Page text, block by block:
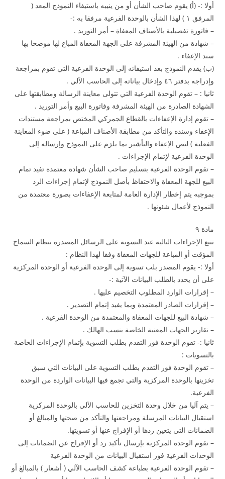
أولا :- (أ) يقوم صاحب الشأن أو من ينيبه باستيفاء النموذج المعد (
المرفق ۱ ) لهذا الشأن بالوحدة الفرعية مرفقا به :-
– فاتورة تفصيلية بالأصناف المعفاة – أمر التوريد .
– شهادة من الهيئة المشرفة على الجهة المعفاة المباع لها موضحا بها
سند الإعفاء .
(ب) يقدم النموذج بعد استيفائه إلى الوحدة الفرعية التي تقوم بمراجعة
وإدراجه بدفتر ٤٦ وإدخال بياناته إلى الحاسب الآلي .
ثانيا : – تقوم الوحدة الفرعية التي تتولى معاينة الرسالة ومطابقتها على
الشهادة الصادرة من الهيئة المشرفة وفاتورة البيع وأمر التوريد .
– تقوم إدارة الإعفاءات بالقطاع الجمركي المختص بمراجعة مستندات
الإعفاء وسنده والتأكد من مطابقة الأصناف المباعة ( على ضوء المعاينة
الفعلية ) لنص الإعفاء والتأشير بما يلزم على النموذج وإرساله إلى
الوحدة الفرعية لإتمام الإجراءات .
– تقوم الوحدة الفرعية بتسليم صاحب الشأن شهادة معتمدة تفيد تمام
البيع للجهة المعفاة والاحتفاظ بأصل النموذج لإتمام إجراءات الرد
بموجبه يتم إخطار الإدارة العامة لمتابعة الإعفاءات بصورة معتمدة من
النموذج لأعمال شئونها .
مادة ۹
تتبع الإجراءات التالية عند التسوية على الرسائل المصدرة بنظام السماح
المؤقت أو المباعة للجهات المعفاة وفقا لهذا النظام :
أولا :- يقوم المصدر بلب تسوية إلى الوحدة الفرعية أو الوحدة المركزية
على أن يحدد بالطلب البيانات الآتية :-
– إقرارات الوارد المطلوب التخصيم عليها .
– إقرارات الصادر المعتمدة وبما يفيد إتمام التصدير .
– شهادة البيع للجهات المعفاة والمعتمدة من الوحدة الفرعية .
– تقارير الجهات المعنية الخاصة بنسب الهالك .
ثانيا :- تقوم الوحدة فور التقدم بطلب التسوية بإتمام الإجراءات الخاصة
بالتسويات :
– تقوم الوحدة فور التقدم بطلب التسوية على البيانات التي سبق
تخزينها بالوحدة المركزية والتي تجمع فيها البيانات الواردة من الوحدة
الفرعية.
– يتم آليا من خلال وحدة التخزين للحاسب الآلي بالوحدة المركزية
استقبال البيانات المرسلة ومراجعتها والتأكد من صحتها والمبالغ أو
الضمانات التي يتعين ردها أو الإفراج عنها أو تسويتها.
– تقوم الوحدة المركزية بإرسال تأكيد رد أو الإفراج عن الضمانات إلى
الوحدات الفرعية فور استقبال البيانات من الوحدة الفرعية
– تقوم الوحدة الفرعية بطباعة كشف الحاسب الآلي ( أشعار ) بالمبالغ أو